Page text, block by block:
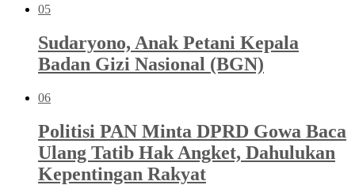
05
Sudaryono, Anak Petani Kepala
Badan Gizi Nasional (BGN)
06
Politisi PAN Minta DPRD Gowa Baca
Ulang Tatib Hak Angket, Dahulukan
Kepentingan Rakyat